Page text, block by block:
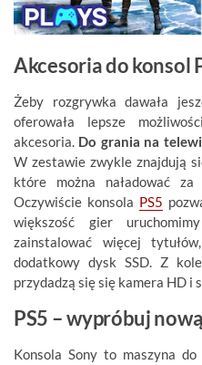
Akcesoria do konsol
Żeby rozgrywka dawała
oferowała lepsze
akcesoria. Do grania na
W zestawie zwykle znajdują
które można naładować
Oczywiście konsola PS5
większość gier
zainstalować więcej
dodatkowy dysk SSD. Z
przydadzą się się kamera HD i
PS5 – wypróbuj
Konsola Sony to maszyna